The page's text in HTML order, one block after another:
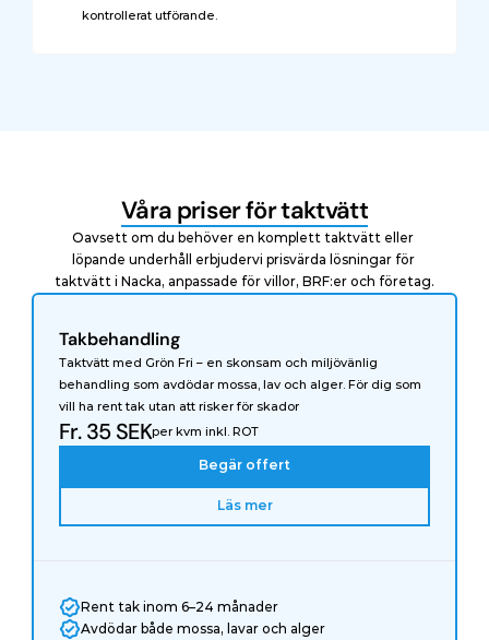
kontrollerat utförande.
Våra priser för taktvätt
Oavsett om du behöver en komplett taktvätt eller
löpande underhåll erbjudervi prisvärda lösningar för
taktvätt i Nacka, anpassade för villor, BRF:er och företag.
Takbehandling
Taktvätt med Grön Fri – en skonsam och miljövänlig
behandling som avdödar mossa, lav och alger. För dig som
vill ha rent tak utan att risker för skador
Fr. 35 SEKper kvm inkl. ROT
Begär offert
Läs mer
Rent tak inom 6–24 månader
Avdödar både mossa, lavar och alger